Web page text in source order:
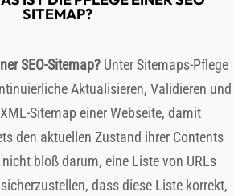
SITEMAP?
SEO-Sitemap?Unter Sitemaps-Pflege
Aktualisieren, Validieren und
Sitemap einer Webseite, damit
den aktuellen Zustand ihrer Contents
bloß darum, eine Liste von URLs
dass diese Liste korrekt,